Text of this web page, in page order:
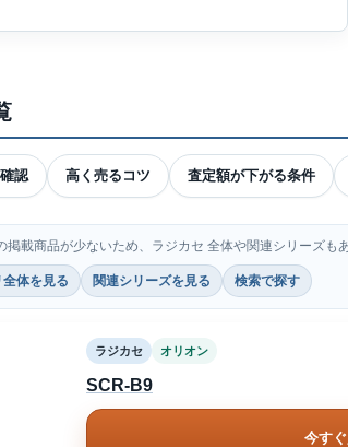
認 高く売るコツ 査定額が下がる条件
掲載商品が少ないため、ラジカセ 全体や関連シリーズも
全体を見る 関連シリーズを見る 検索で探す
ラジカセ オリオン
SCR-B9
今す